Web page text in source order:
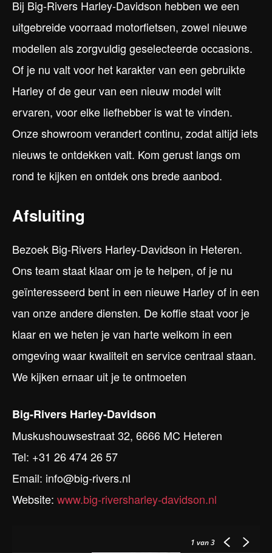
Bij Big-Rivers Harley-Davidson hebben we een
uitgebreide voorraad motorfietsen, zowel nieuwe
modellen als zorgvuldig geselecteerde occasions.
Of je nu valt voor het karakter van een gebruikte
Harley of de geur van een nieuw model wilt
ervaren, voor elke liefhebber is wat te vinden.
Onze showroom verandert continu, zodat altijd iets
nieuws te ontdekken valt. Kom gerust langs om
rond te kijken en ontdek ons brede aanbod.
Afsluiting
Bezoek Big-Rivers Harley-Davidson in Heteren.
Ons team staat klaar om je te helpen, of je nu
geïnteresseerd bent in een nieuwe Harley of in een
van onze andere diensten. De koffie staat voor je
klaar en we heten je van harte welkom in een
omgeving waar kwaliteit en service centraal staan.
We kijken ernaar uit je te ontmoeten
Big-Rivers Harley-Davidson
Muskushouwsestraat 32, 6666 MC Heteren
Tel: +31 26 474 26 57
Email: info@big-rivers.nl
Website: www.big-riversharley-davidson.nl
1 van 3